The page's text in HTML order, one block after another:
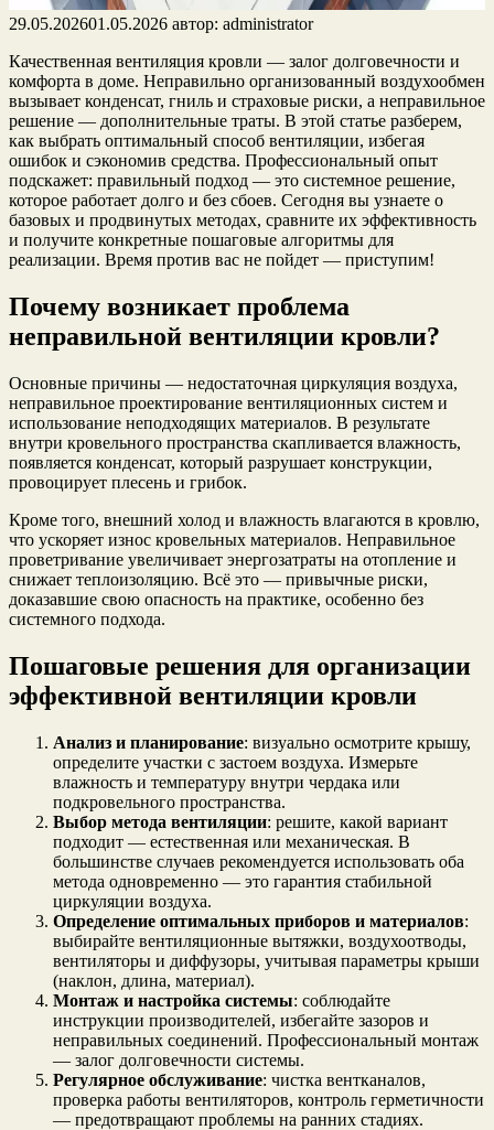
29.05.202601.05.2026 автор: administrator
Качественная вентиляция кровли — залог долговечности и
комфорта в доме. Неправильно организованный воздухообмен
вызывает конденсат, гниль и страховые риски, а неправильное
решение — дополнительные траты. В этой статье разберем,
как выбрать оптимальный способ вентиляции, избегая
ошибок и сэкономив средства. Профессиональный опыт
подскажет: правильный подход — это системное решение,
которое работает долго и без сбоев. Сегодня вы узнаете о
базовых и продвинутых методах, сравните их эффективность
и получите конкретные пошаговые алгоритмы для
реализации. Время против вас не пойдет — приступим!
Почему возникает проблема
неправильной вентиляции кровли?
Основные причины — недостаточная циркуляция воздуха,
неправильное проектирование вентиляционных систем и
использование неподходящих материалов. В результате
внутри кровельного пространства скапливается влажность,
появляется конденсат, который разрушает конструкции,
провоцирует плесень и грибок.
Кроме того, внешний холод и влажность влагаются в кровлю,
что ускоряет износ кровельных материалов. Неправильное
проветривание увеличивает энергозатраты на отопление и
снижает теплоизоляцию. Всё это — привычные риски,
доказавшие свою опасность на практике, особенно без
системного подхода.
Пошаговые решения для организации
эффективной вентиляции кровли
Анализ и планирование: визуально осмотрите крышу,
определите участки с застоем воздуха. Измерьте
влажность и температуру внутри чердака или
подкровельного пространства.
Выбор метода вентиляции: решите, какой вариант
подходит — естественная или механическая. В
большинстве случаев рекомендуется использовать оба
метода одновременно — это гарантия стабильной
циркуляции воздуха.
Определение оптимальных приборов и материалов:
выбирайте вентиляционные вытяжки, воздухоотводы,
вентиляторы и диффузоры, учитывая параметры крыши
(наклон, длина, материал).
Монтаж и настройка системы: соблюдайте
инструкции производителей, избегайте зазоров и
неправильных соединений. Профессиональный монтаж
— залог долговечности системы.
Регулярное обслуживание: чистка вентканалов,
проверка работы вентиляторов, контроль герметичности
— предотвращают проблемы на ранних стадиях.